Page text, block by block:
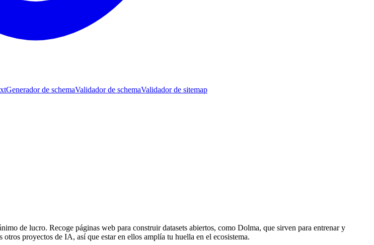
Generador de schemaValidador de schemaValidador de sitemap
de lucro. Recoge páginas web para construir datasets abiertos, como Dolma, que sirven para entrenar y
proyectos de IA, así que estar en ellos amplía tu huella en el ecosistema.